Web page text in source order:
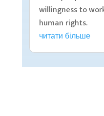
willingness to
human rights.
читати більше